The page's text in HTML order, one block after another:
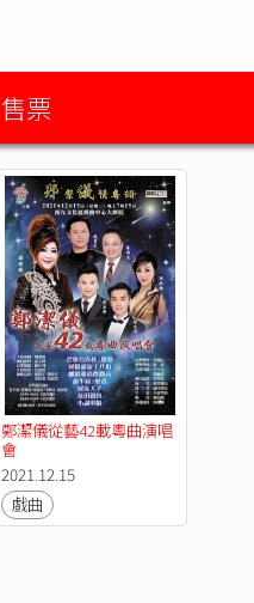
售票
鄭潔儀從藝42載粵曲演唱
會
2021.12.15
戲曲